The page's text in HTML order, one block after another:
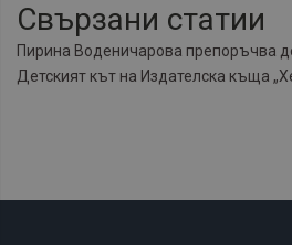
Свързани статии
Пирина Воденичарова препоръчва
Детският кът на Издателска къща